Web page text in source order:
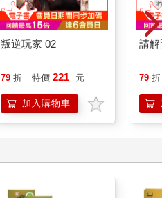
叛逆玩家 02
79 折 特價 221 元
加入購物車
請解
79 折